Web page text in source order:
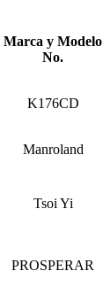
Marca y Modelo
No.
K176CD
Manroland
Tsoi Yi
PROSPERAR